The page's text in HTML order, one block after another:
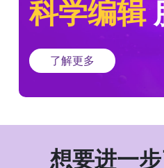
科学编辑
了解更多
想要进一